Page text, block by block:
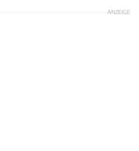
ANZEIGE